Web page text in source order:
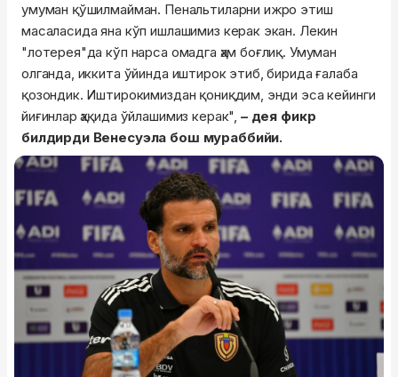
умуман қўшилмайман. Пенальтиларни ижро этиш
масаласида яна кўп ишлашимиз керак экан. Лекин
"лотерея"да кўп нарса омадга ҳам боғлиқ. Умуман
олганда, иккита ўйинда иштирок этиб, бирида ғалаба
қозондик. Иштирокимиздан қониқдим, энди эса кейинги
йиғинлар ҳақида ўйлашимиз керак", – дея фикр
билдирди Венесуэла бош мураббийи.